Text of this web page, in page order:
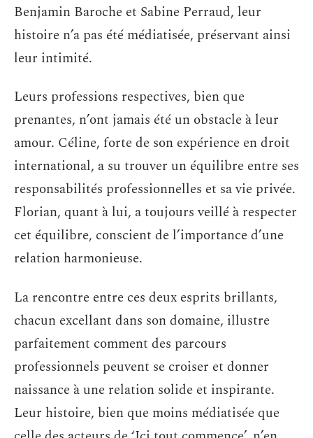
Benjamin Baroche et Sabine Perraud, leur
histoire n’a pas été médiatisée, préservant ainsi
leur intimité.
Leurs professions respectives, bien que
prenantes, n’ont jamais été un obstacle à leur
amour. Céline, forte de son expérience en droit
international, a su trouver un équilibre entre ses
responsabilités professionnelles et sa vie privée.
Florian, quant à lui, a toujours veillé à respecter
cet équilibre, conscient de l’importance d’une
relation harmonieuse.
La rencontre entre ces deux esprits brillants,
chacun excellant dans son domaine, illustre
parfaitement comment des parcours
professionnels peuvent se croiser et donner
naissance à une relation solide et inspirante.
Leur histoire, bien que moins médiatisée que